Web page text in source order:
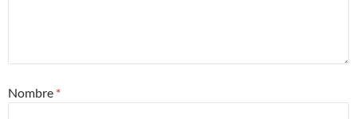
Nombre *